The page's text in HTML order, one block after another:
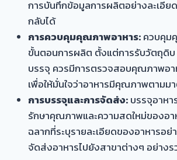
การบันทึกข้อมูลการผลิตอย่างละเอี
กลับได้
การควบคุมคุณภาพอาหาร:ควบคุม
ขั้นตอนการผลิต ตั้งแต่การรับวัตถุดิ
บรรจุ ควรมีการตรวจสอบคุณภาพอา
เพื่อให้มั่นใจว่าอาหารมีคุณภาพตามม
การบรรจุและการจัดส่ง:บรรจุอาห
รักษาคุณภาพและความสดใหม่ของอ
ฉลากที่ระบุรายละเอียดของอาหารอ
จัดส่งอาหารไปยังสาขาต่างๆ อย่าง